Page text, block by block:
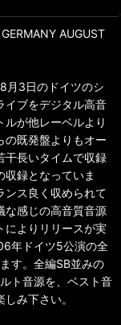
AUGUST
月3日のドイツのシ
イブをデジタル高音
が他レーベルより
の既発盤よりもオー
干長いタイムで収録
録となっていま
ンス良く収められて
な感じの高音質音源
によりリリースが実
年ドイツ5公演の全
す。全編SB並みの
ト音源を、ベスト音
み下さい。